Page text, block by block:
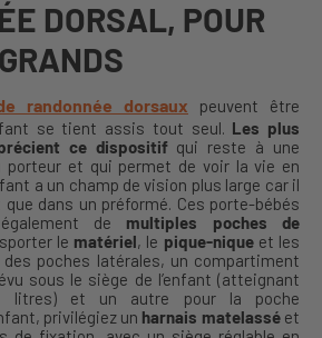
DORSAL, POUR
randonnée dorsaux peuvent être
se tient assis tout seul. Les plus
ce dispositifqui reste à une
porteur et qui permet de voir la vie en
a un champ de vision plus large car il
dans un préformé. Ces porte-bébés
de multiples poches de
le matériel, le pique-niqueet les
poches latérales, un compartiment
sous le siège de l’enfant (atteignant
litres) et un autre pour la poche
privilégiez un harnais matelasséet